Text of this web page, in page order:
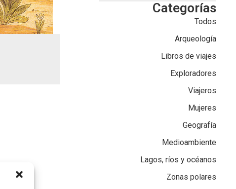
Categorías
Todos
Arqueología
Libros de viajes
Exploradores
Viajeros
Mujeres
Geografía
Medioambiente
Lagos, ríos y océanos
Zonas polares